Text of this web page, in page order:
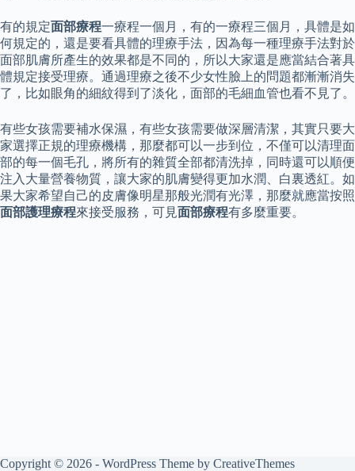
有的規定面部療程一療程一個月，有的一療程三個月，具體是如
何規定的，還是要看具體的理療手法，因為每一種理療手法對於
面部肌膚所產生的效果都是不同的，所以大家還是應當結合著具
體規定接受理療。通過理療之後不少女性臉上的問題都漸漸消失
了，比如眼角的細紋得到了淡化，面部的毛細血管也看不見了。
有些女孩需要補水保濕，有些女孩需要做深層清潔，其實只要大
家選擇正規的理療機構，那麼都可以一步到位，不僅可以清理面
部的每一個毛孔，將所有的雜質全部都清洗掉，同時還可以順便
注入大量營養物質，讓大家的肌膚變得更加水潤、白裏透紅。如
果大家希望自己的皮膚像明星那般光潤有光澤，那麼就應當按照
面部護理療程來接受服務，可見面部療程有多麼重要。
Copyright © 2026 - WordPress Theme by CreativeThemes